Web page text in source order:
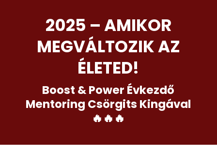
2025 – AMIKOR
MEGVÁLTOZIK AZ
ÉLETED!
Boost & Power Évkezdő
Mentoring Csörgits Kingával
🔥🔥🔥